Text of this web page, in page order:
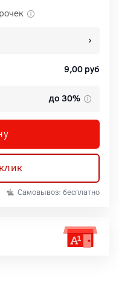
9,00 руб
до 30%
Самовывоз: бесплатно